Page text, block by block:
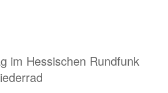
im Hessischen Rundfunk